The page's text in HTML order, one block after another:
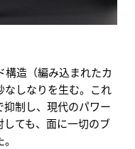
造（編み込まれたカ
しなりを生む。これ
制し、現代のパワー
ても、面に一切のブ